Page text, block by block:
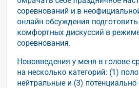
соревнований и в
онлайн обсуждения
комфортных дискуссий в
соревнования.
Нововведения у меня в голове
на несколько категорий: (1)
нейтральные и (3)